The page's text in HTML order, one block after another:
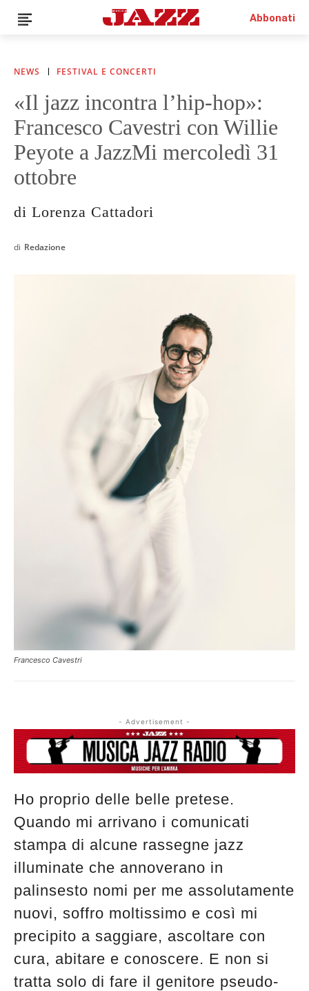
News
Interviste
Rubriche
Top Jazz
Negozio
Musica Jazz di luglio 2026 è in
edicola
Abbonati
NEWS FESTIVAL E CONCERTI
«Il jazz incontra l’hip-hop»:
Francesco Cavestri con Willie
Peyote a JazzMi mercoledì 31
ottobre
di Lorenza Cattadori
di Redazione
Francesco Cavestri
- Advertisement -
Ho proprio delle belle pretese.
Quando mi arrivano i comunicati
stampa di alcune rassegne jazz
illuminate che annoverano in
palinsesto nomi per me assolutamente
nuovi, soffro moltissimo e così mi
precipito a saggiare, ascoltare con
cura, abitare e conoscere. E non si
tratta solo di fare il genitore pseudo-